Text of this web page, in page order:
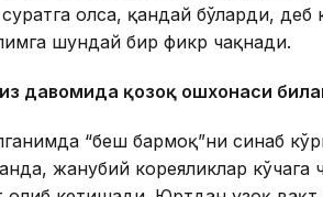
олса, қандай бўларди, деб
шундай бир фикр чақнади.
давомида қозоқ ошхонаси
“беш бармоқ”ни синаб
жанубий кореяликлар кўчага